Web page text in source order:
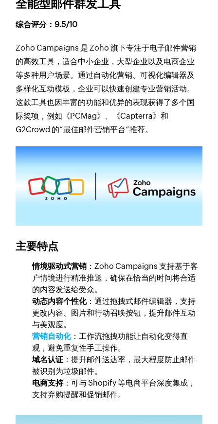
全能型邮件群发工具
综合评分：9.5/10
Zoho Campaigns 是 Zoho 旗下专注于电子邮件营销
的高效工具，适合中小企业，大型企业以及电商企业
等多种用户场景。通过自动化营销、可视化编辑器及
多样化互动模板，企业可以快速创建专业营销活动。
这款工具也因丰富的功能和优异的表现获得了多个国
际奖项，例如《PCMag》、《Capterra》和
G2Crowd 的“最佳邮件营销平台”推荐。
主要特点
情境驱动式营销 ：Zoho Campaigns 支持基于客
户情境进行精准推送，确保在恰当的时间将合适
的内容发送给受众。
动态内容个性化：通过拖拽式邮件编辑器，支持
更改内容、图片和行动召唤按钮，提升邮件互动
与美观度。
营销自动化：工作流拖拽功能让自动化变得直
观，避免重复性手工操作。
域名认证 ：提升邮件送达率，最大程度防止邮件
被识别为垃圾邮件。
电商支持：可与 Shopify 等电商平台深度集成，
支持弃购提醒和促销邮件。